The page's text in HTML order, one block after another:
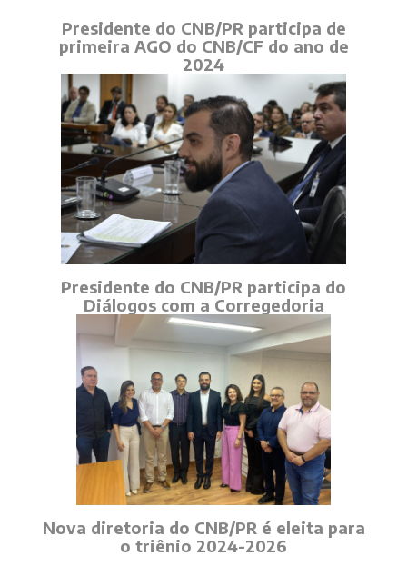
Presidente do CNB/PR participa de
primeira AGO do CNB/CF do ano de
2024
Presidente do CNB/PR participa do
Diálogos com a Corregedoria
Nova diretoria do CNB/PR é eleita para
o triênio 2024-2026